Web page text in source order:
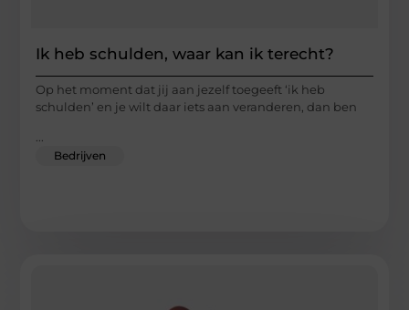
Ik heb schulden, waar kan ik terecht?
Op het moment dat jij aan jezelf toegeeft ‘ik heb
schulden’ en je wilt daar iets aan veranderen, dan ben
...
Bedrijven